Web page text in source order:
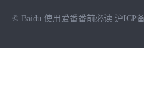
© Baidu 使用爱番番前必读 沪ICP